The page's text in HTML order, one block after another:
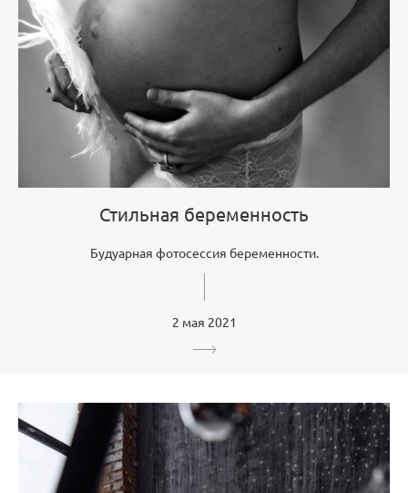
Стильная беременность
Будуарная фотосессия беременности.
2 мая 2021